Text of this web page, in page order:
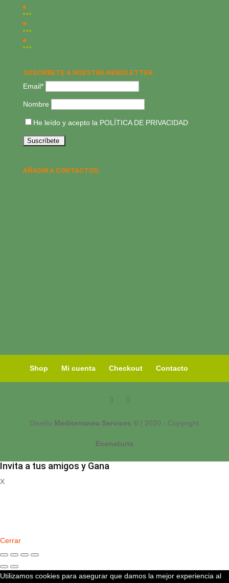
SUSCRÍBETE A NUESTRA NEWSLETTER:
Email*
Nombre
He leído y acepto la POLÍTICA DE PRIVACIDAD
AÑADIR A CONTACTOS:
Shop Mi cuenta Checkout Contacto
Diseño Mediterranea Services © | 2020 - Copyright
Econaturis
Invita a tus amigos y Gana
X
Cerrar
Utilizamos cookies para asegurar que damos la mejor experiencia al